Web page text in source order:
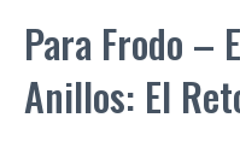
Para Frodo –
Anillos: El